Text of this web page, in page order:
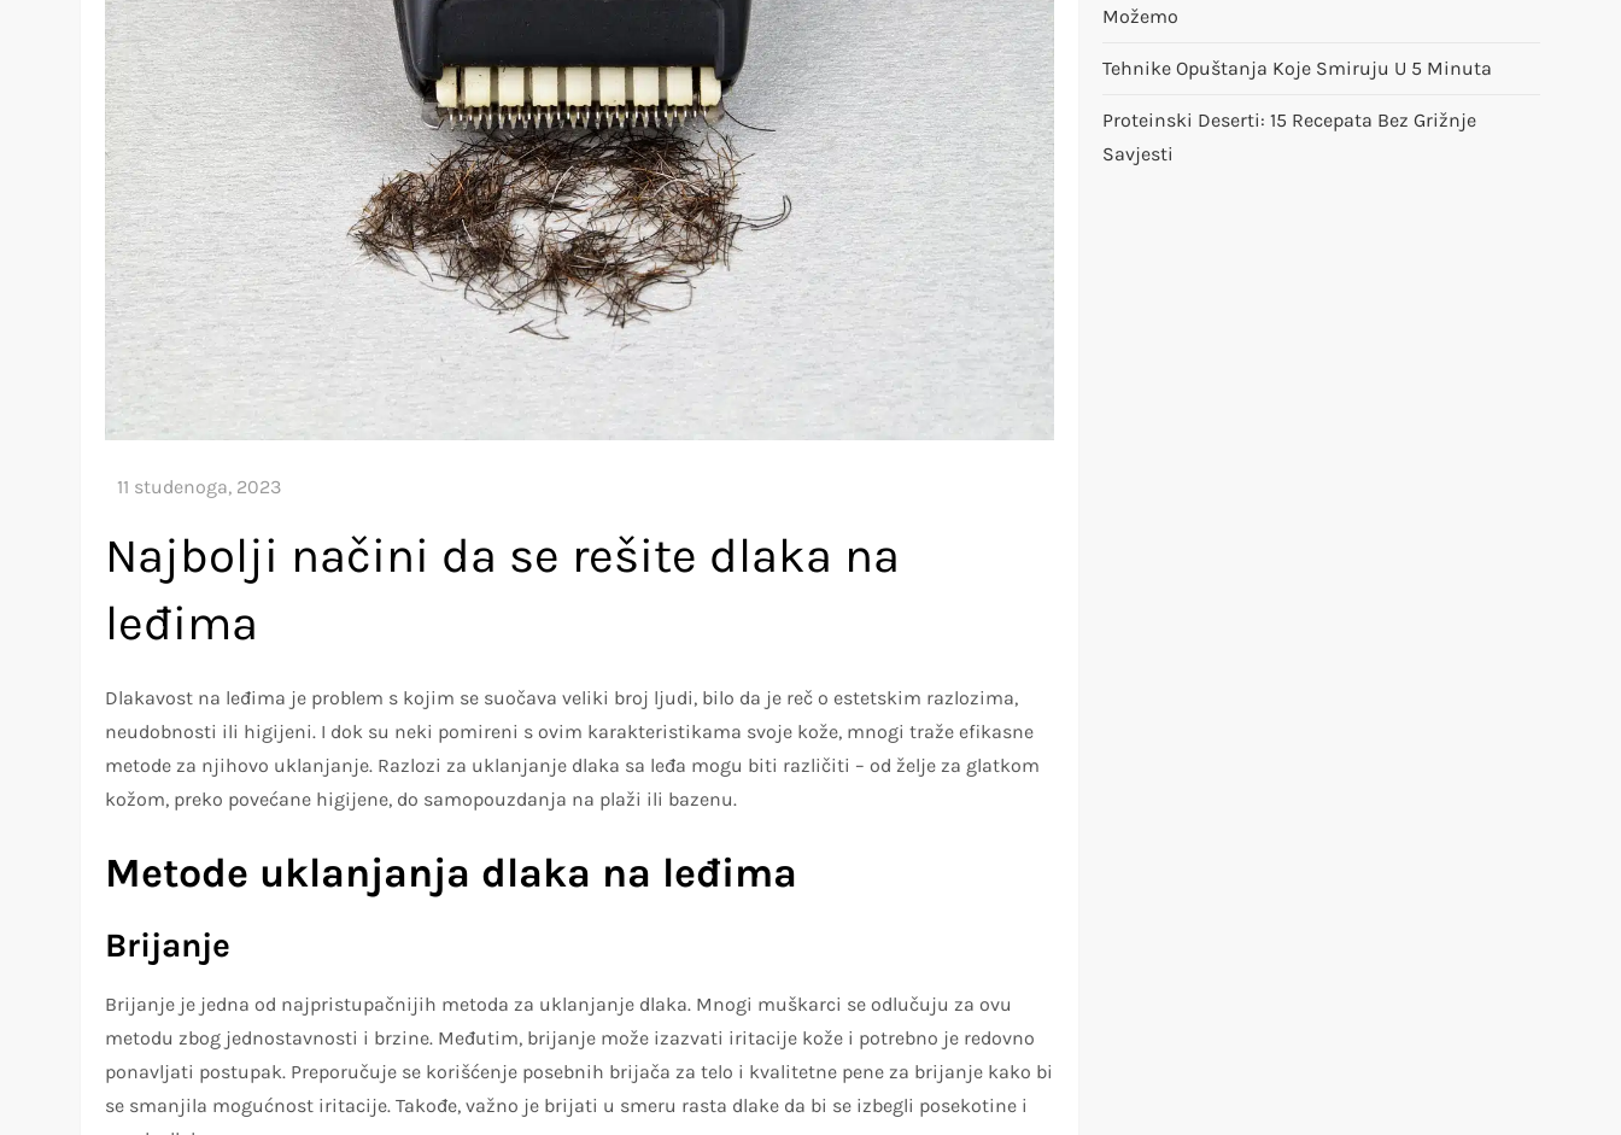
Najbolji načini da se rešite dlaka na
leđima
Dlakavost na leđima je problem s kojim se suočava veliki broj ljudi, bilo da je reč o estetskim razlozima,
neudobnosti ili higijeni. I dok su neki pomireni s ovim karakteristikama svoje kože, mnogi traže efikasne
metode za njihovo uklanjanje. Razlozi za uklanjanje dlaka sa leđa mogu biti različiti – od želje za glatkom
kožom, preko povećane higijene, do samopouzdanja na plaži ili bazenu.
Metode uklanjanja dlaka na leđima
Brijanje
Brijanje je jedna od najpristupačnijih metoda za uklanjanje dlaka. Mnogi muškarci se odlučuju za ovu
metodu zbog jednostavnosti i brzine. Međutim, brijanje može izazvati iritacije kože i potrebno je redovno
ponavljati postupak. Preporučuje se korišćenje posebnih brijača za telo i kvalitetne pene za brijanje kako bi
se smanjila mogućnost iritacije. Takođe, važno je brijati u smeru rasta dlake da bi se izbegli posekotine i
Možemo
Tehnike Opuštanja Koje Smiruju U 5 Minuta
Proteinski Deserti: 15 Recepata Bez Grižnje
Savjesti